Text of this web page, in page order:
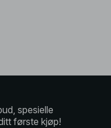
spesielle
første kjøp!